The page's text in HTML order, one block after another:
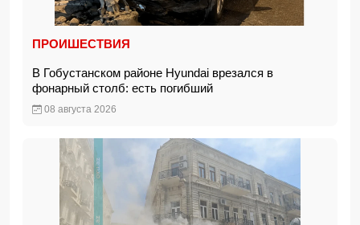
ПРОИШЕСТВИЯ
В Гобустанском районе Hyundai врезался в
фонарный столб: есть погибший
08 августа 2026